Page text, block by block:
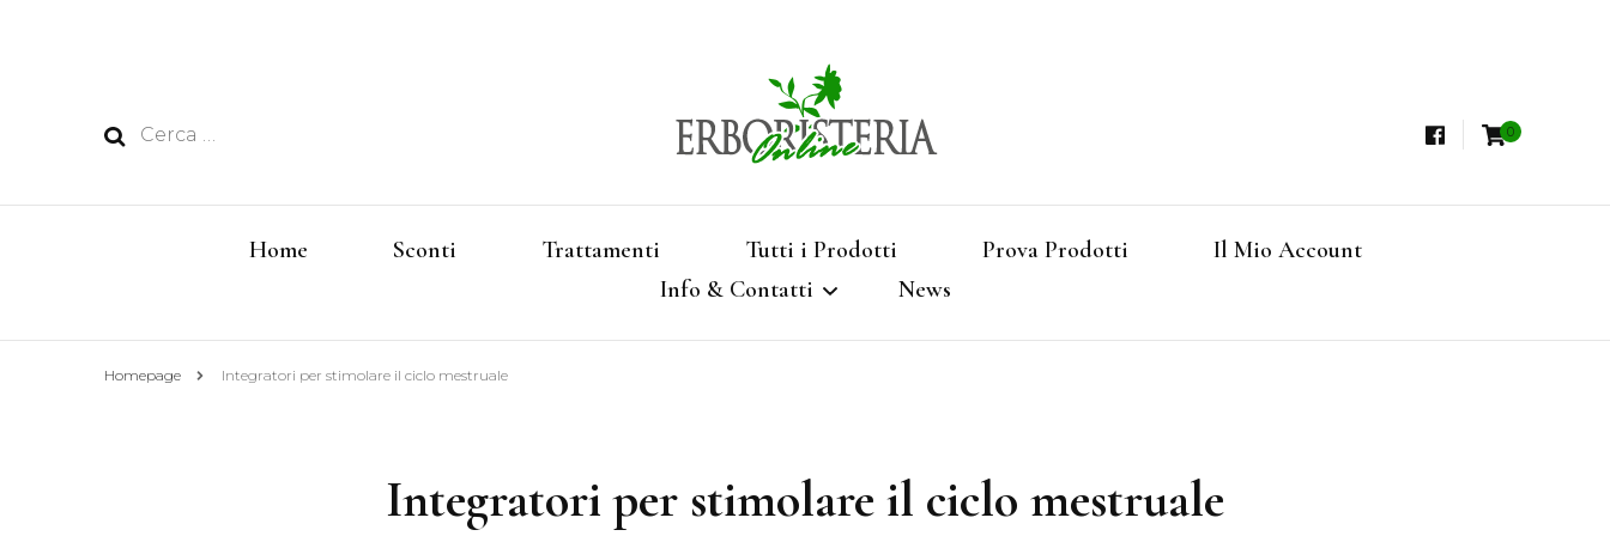
Ricerca
Erboristeria
Shop Online
Vendita di Botaniche, Erbe e Spezie Officinali, Tisane Terapeutiche Esclusive, Tè Pregiati
0
Home Sconti Trattamenti Tutti i Prodotti Prova Prodotti
Il Mio Account
Info & Contatti
Privacy e Cookies
News
Homepage Integratori per stimolare il ciclo mestruale
Integratori per stimolare il ciclo mestruale